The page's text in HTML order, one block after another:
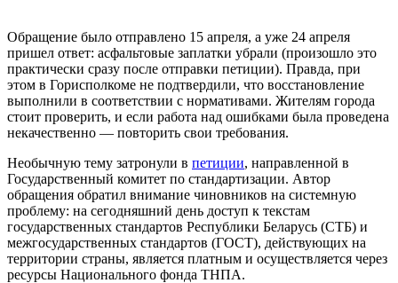
Обращение было отправлено 15 апреля, а уже 24 апреля
пришел ответ: асфальтовые заплатки убрали (произошло это
практически сразу после отправки петиции). Правда, при
этом в Горисполкоме не подтвердили, что восстановление
выполнили в соответствии с нормативами. Жителям города
стоит проверить, и если работа над ошибками была проведена
некачественно — повторить свои требования.
Необычную тему затронули в петиции, направленной в
Государственный комитет по стандартизации. Автор
обращения обратил внимание чиновников на системную
проблему: на сегодняшний день доступ к текстам
государственных стандартов Республики Беларусь (СТБ) и
межгосударственных стандартов (ГОСТ), действующих на
территории страны, является платным и осуществляется через
ресурсы Национального фонда ТНПА.